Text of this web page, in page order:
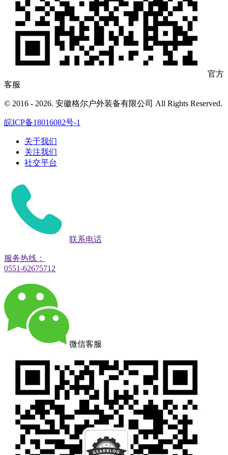
官方
客服
© 2016 - 2026. 安徽格尔户外装备有限公司 All Rights Reserved.
皖ICP备18016082号-1
关于我们
关注我们
社交平台
联系电话
服务热线：
0551-62675712
微信客服